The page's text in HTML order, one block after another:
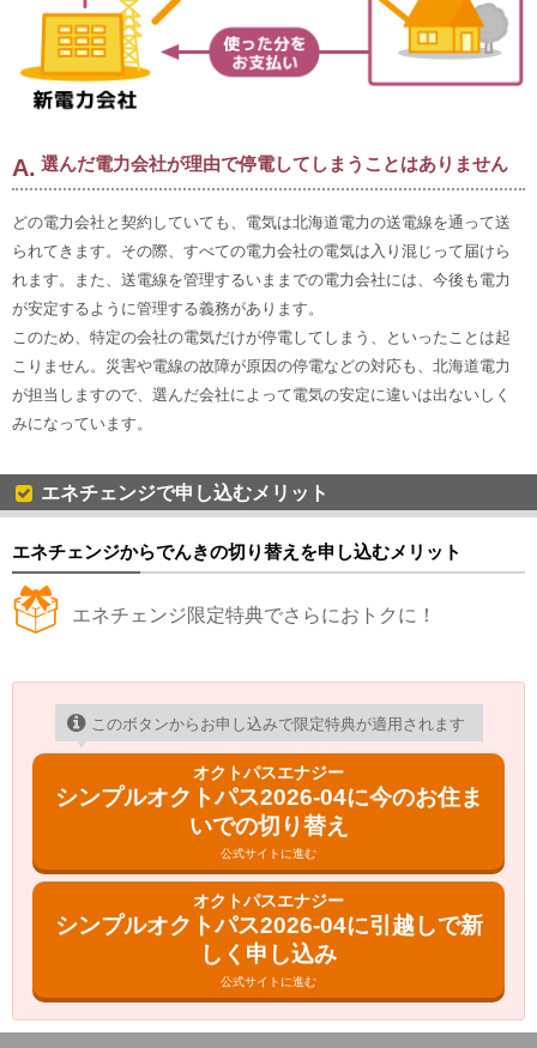
選んだ電力会社が理由で停電してしまうことはありません
どの電力会社と契約していても、電気は北海道電力の送電線を通って送
られてきます。その際、すべての電力会社の電気は入り混じって届けら
れます。また、送電線を管理するいままでの電力会社には、今後も電力
が安定するように管理する義務があります。
このため、特定の会社の電気だけが停電してしまう、といったことは起
こりません。災害や電線の故障が原因の停電などの対応も、北海道電力
が担当しますので、選んだ会社によって電気の安定に違いは出ないしく
みになっています。
エネチェンジで申し込むメリット
エネチェンジからでんきの切り替えを申し込むメリット
エネチェンジ限定特典でさらにおトクに！
このボタンからお申し込みで限定特典が適用されます
オクトパスエナジー
シンプルオクトパス2026-04に今のお住ま
いでの切り替え
公式サイトに進む
オクトパスエナジー
シンプルオクトパス2026-04に引越しで新
しく申し込み
公式サイトに進む